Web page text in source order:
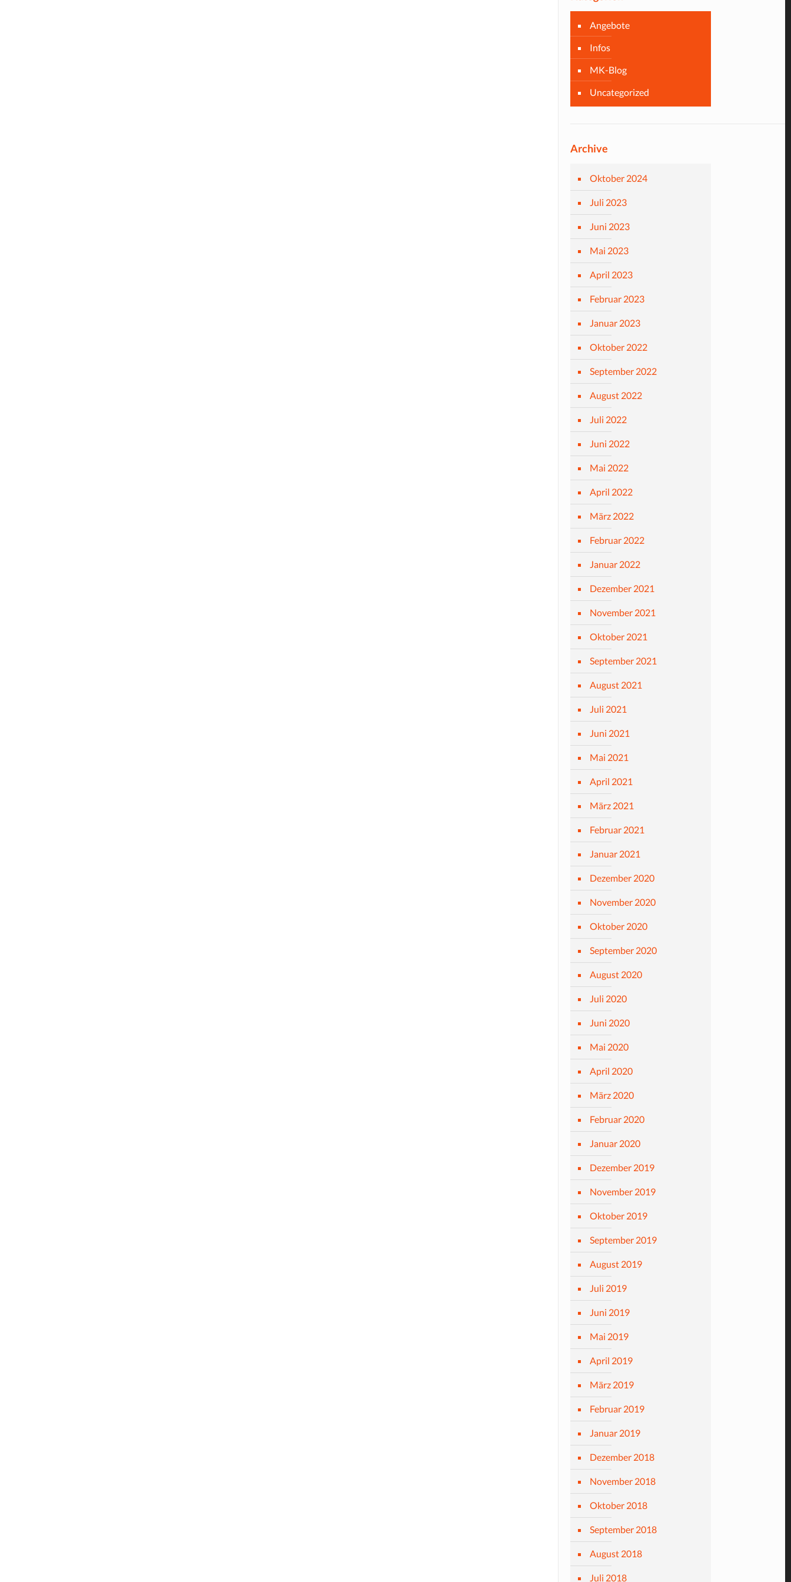
Angebote
Infos
MK-Blog
Uncategorized
Archive
Oktober 2024
Juli 2023
Juni 2023
Mai 2023
April 2023
Februar 2023
Januar 2023
Oktober 2022
September 2022
August 2022
Juli 2022
Juni 2022
Mai 2022
April 2022
März 2022
Februar 2022
Januar 2022
Dezember 2021
November 2021
Oktober 2021
September 2021
August 2021
Juli 2021
Juni 2021
Mai 2021
April 2021
März 2021
Februar 2021
Januar 2021
Dezember 2020
November 2020
Oktober 2020
September 2020
August 2020
Juli 2020
Juni 2020
Mai 2020
April 2020
März 2020
Februar 2020
Januar 2020
Dezember 2019
November 2019
Oktober 2019
September 2019
August 2019
Juli 2019
Juni 2019
Mai 2019
April 2019
März 2019
Februar 2019
Januar 2019
Dezember 2018
November 2018
Oktober 2018
September 2018
August 2018
Juli 2018